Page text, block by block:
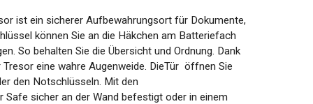
ist ein sicherer Aufbewahrungsort für Dokumente,
können Sie an die Häkchen am Batteriefach
So behalten Sie die Übersicht und Ordnung. Dank
eine wahre Augenweide. DieTür öffnen Sie
den Notschlüsseln. Mit den
Safe sicher an der Wand befestigt oder in einem